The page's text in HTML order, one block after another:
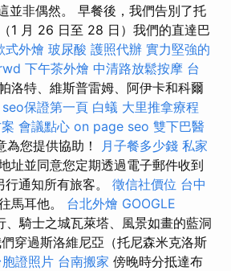
並非偶然。 早餐後，我們告別了托
1 月 26 日至 28 日）我們的直達巴
式外燴 玻尿酸 護照代辦 實力堅強的
下午茶外燴 中清路放鬆按摩 台
洛特、維斯普雷姆、阿伊卡和科爾
seo保證第一頁 白蟻 大里推拿療程
會議點心 on page seo 雙下巴醫
您提供協助！ 月子餐多少錢 私家
址並同意您定期透過電子郵件收到
通知所有旅客。 徵信社價位 台中
馬耳他。 台北外燴 GOOGLE
騎士之城瓦萊塔、風景如畫的藍洞
穿過斯洛維尼亞（托尼森米克洛斯
胞證照片 台南搬家 傍晚時分抵達布